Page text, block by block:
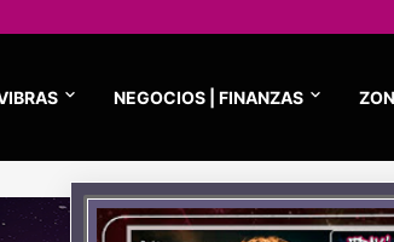
NEGOCIOS | FINANZAS